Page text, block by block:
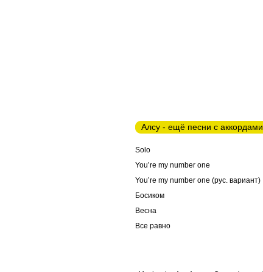
Алсу - ещё песни с аккордами
Solo
You’re my number one
You’re my number one (рус. вариант)
Босиком
Весна
Все равно